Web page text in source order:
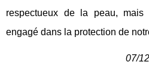
respectueux de la peau,
engagé dans la protection de
07/